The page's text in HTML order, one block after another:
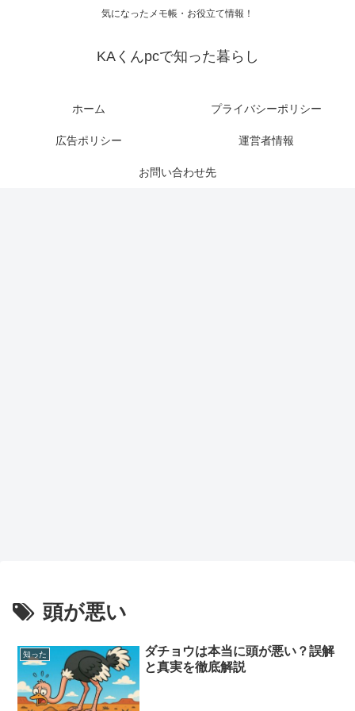
気になったメモ帳・お役立て情報！
KAくんpcで知った暮らし
ホーム プライバシーポリシー
広告ポリシー 運営者情報
お問い合わせ先
頭が悪い
知った
ダチョウは本当に頭が悪い？誤解
と真実を徹底解説